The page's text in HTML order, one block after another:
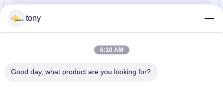
120 ভি এলইডি স্ট্রিপ
tony
6:10 AM
Good day, what product are you looking for?